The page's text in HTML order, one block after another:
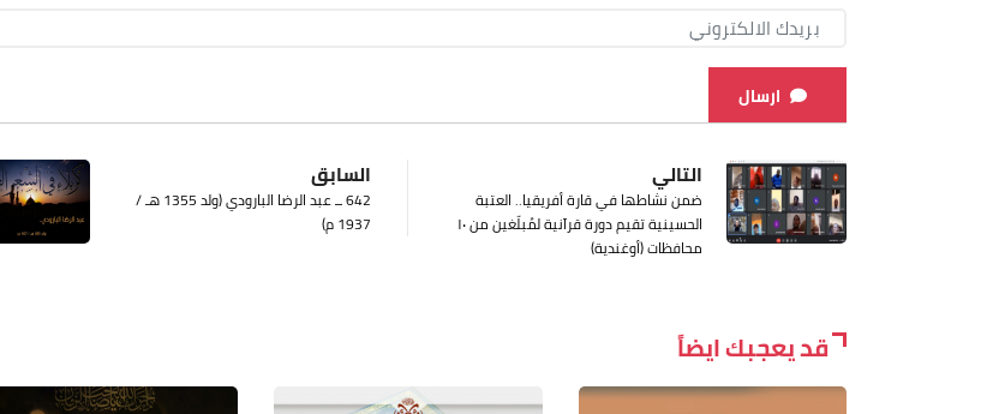
ارسال
السابق
642 ــ عبد الرضا البارودي (ولد 1355 هـ /
1937 م)
التالي
ضمن نشاطها في قارة أفريقيا.. العتبة
الحسينية تقيم دورة قرآنية لمُبلّغين من ١٠
محافظات (أوغندية)
قد يعجبك ايضاً